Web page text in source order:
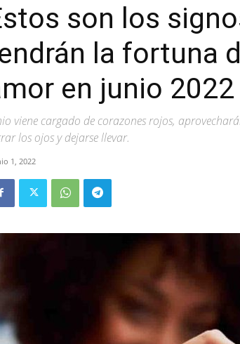
son los
la fortuna
en junio 2022
viene cargado de corazones rojos,
los ojos y dejarse llevar.
1, 2022